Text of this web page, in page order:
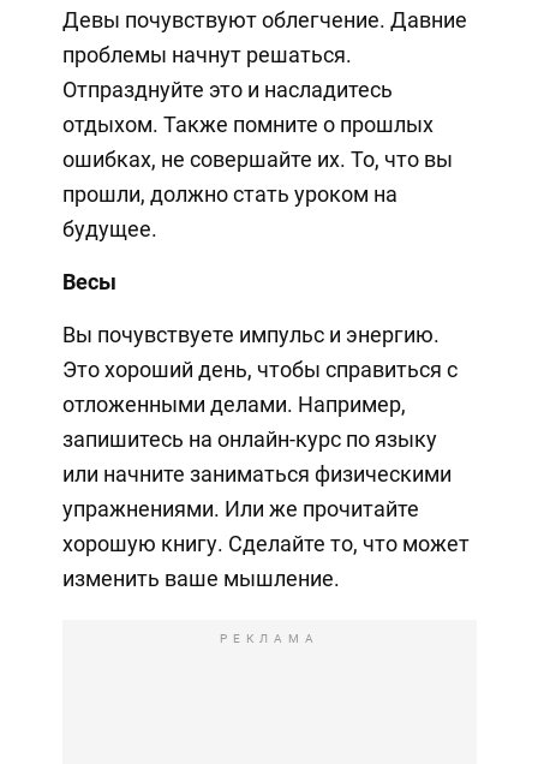
Девы почувствуют облегчение. Давние
проблемы начнут решаться.
Отпразднуйте это и насладитесь
отдыхом. Также помните о прошлых
ошибках, не совершайте их. То, что вы
прошли, должно стать уроком на
будущее.
Весы
Вы почувствуете импульс и энергию.
Это хороший день, чтобы справиться с
отложенными делами. Например,
запишитесь на онлайн-курс по языку
или начните заниматься физическими
упражнениями. Или же прочитайте
хорошую книгу. Сделайте то, что может
изменить ваше мышление.
РЕКЛАМА